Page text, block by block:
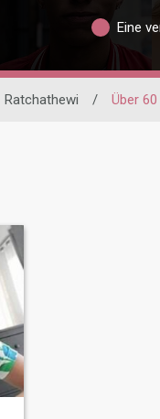
Eine
Ratchathewi / Über 60